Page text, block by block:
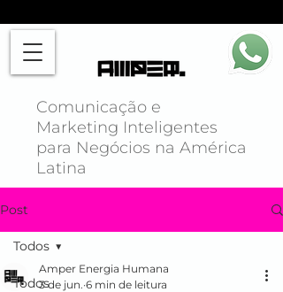
Comunicação e
Marketing Inteligentes
para Negócios na América
Latina
Post
Todos
Todos
Amper Energia Humana
3 de jun. 6 min de leitura